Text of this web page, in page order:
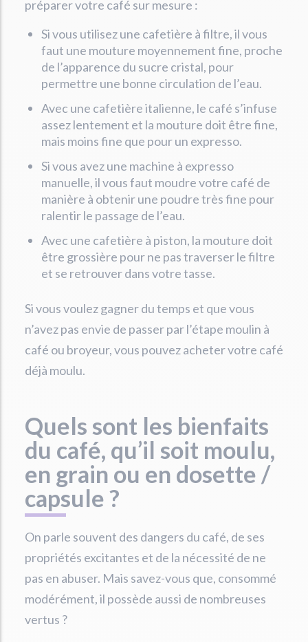
préparer votre café sur mesure :
Si vous utilisez une cafetière à filtre, il vous
faut une mouture moyennement fine, proche
de l’apparence du sucre cristal, pour
permettre une bonne circulation de l’eau.
Avec une cafetière italienne, le café s’infuse
assez lentement et la mouture doit être fine,
mais moins fine que pour un expresso.
Si vous avez une machine à expresso
manuelle, il vous faut moudre votre café de
manière à obtenir une poudre très fine pour
ralentir le passage de l’eau.
Avec une cafetière à piston, la mouture doit
être grossière pour ne pas traverser le filtre
et se retrouver dans votre tasse.
Si vous voulez gagner du temps et que vous
n’avez pas envie de passer par l’étape moulin à
café ou broyeur, vous pouvez acheter votre café
déjà moulu.
Quels sont les bienfaits
du café, qu’il soit moulu,
en grain ou en dosette /
capsule ?
On parle souvent des dangers du café, de ses
propriétés excitantes et de la nécessité de ne
pas en abuser. Mais savez-vous que, consommé
modérément, il possède aussi de nombreuses
vertus ?